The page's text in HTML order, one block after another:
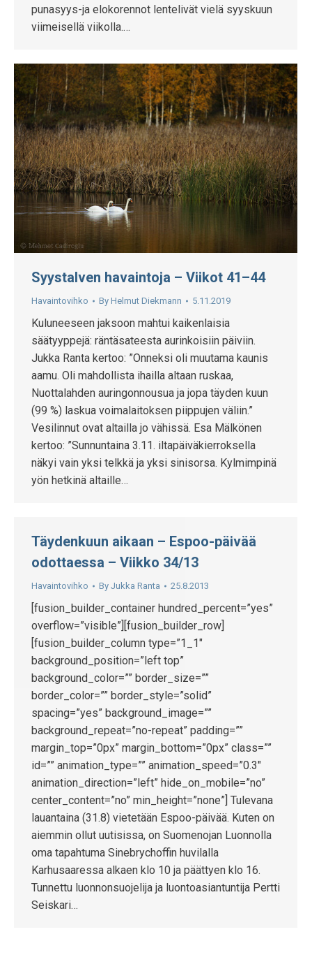
punasyys-ja elokorennot lentelivät vielä syyskuun
viimeisellä viikolla.…
Syystalven havaintoja – Viikot 41–44
Havaintovihko By Helmut Diekmann 5.11.2019
Kuluneeseen jaksoon mahtui kaikenlaisia
säätyyppejä: räntäsateesta aurinkoisiin päiviin.
Jukka Ranta kertoo: ”Onneksi oli muutama kaunis
aamu. Oli mahdollista ihailla altaan ruskaa,
Nuottalahden auringonnousua ja jopa täyden kuun
(99 %) laskua voimalaitoksen piippujen väliin.”
Vesilinnut ovat altailla jo vähissä. Esa Mälkönen
kertoo: ”Sunnuntaina 3.11. iltapäiväkierroksella
näkyi vain yksi telkkä ja yksi sinisorsa. Kylmimpinä
yön hetkinä altaille…
Täydenkuun aikaan – Espoo-päivää
odottaessa – Viikko 34/13
Havaintovihko By Jukka Ranta 25.8.2013
[fusion_builder_container hundred_percent=”yes”
overflow=”visible”][fusion_builder_row]
[fusion_builder_column type=”1_1″
background_position=”left top”
background_color=”” border_size=””
border_color=”” border_style=”solid”
spacing=”yes” background_image=””
background_repeat=”no-repeat” padding=””
margin_top=”0px” margin_bottom=”0px” class=””
id=”” animation_type=”” animation_speed=”0.3″
animation_direction=”left” hide_on_mobile=”no”
center_content=”no” min_height=”none”] Tulevana
lauantaina (31.8) vietetään Espoo-päivää. Kuten on
aiemmin ollut uutisissa, on Suomenojan Luonnolla
oma tapahtuma Sinebrychoffin huvilalla
Karhusaaressa alkaen klo 10 ja päättyen klo 16.
Tunnettu luonnonsuojelija ja luontoasiantuntija Pertti
Seiskari…